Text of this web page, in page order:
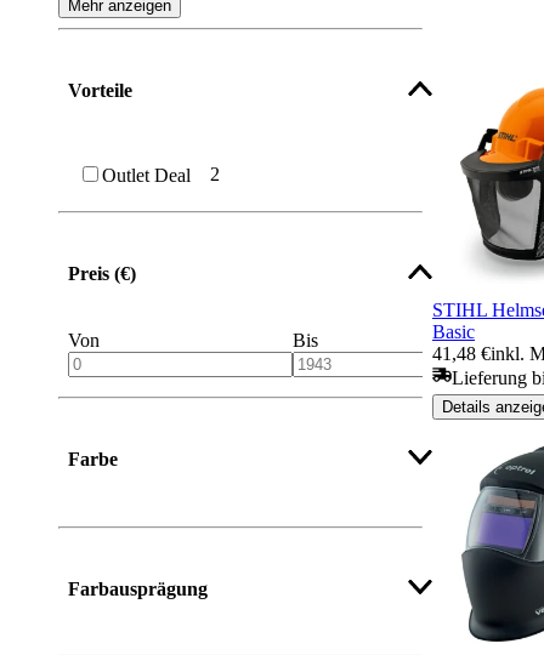
Mehr anzeigen
Vorteile
Outlet Deal 2
Preis (€)
Von Bis
Farbe
Farbausprägung
STIHL
Basic
41,48 €inkl.
Lieferung
Details